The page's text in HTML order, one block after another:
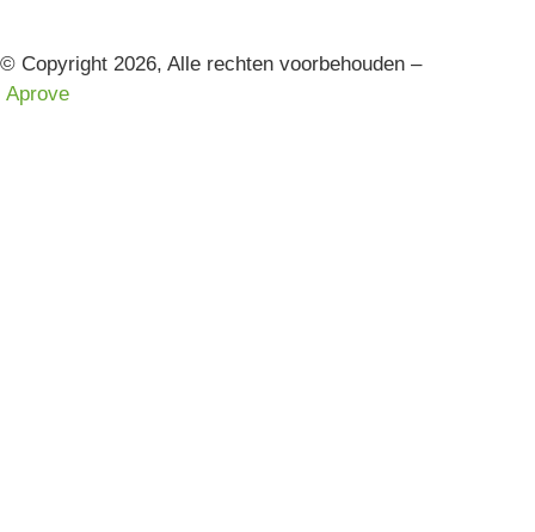
© Copyright 2026, Alle rechten voorbehouden –
Aprove